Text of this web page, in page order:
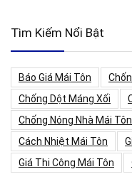
Tìm Kiếm Nổi Bật
Báo Giá Mái Tôn
Chống Dột Máng Xối
Chống Nóng Nhà Mái Tôn
Cách Nhiệt Mái Tôn
Giá Thi Công Mái Tôn